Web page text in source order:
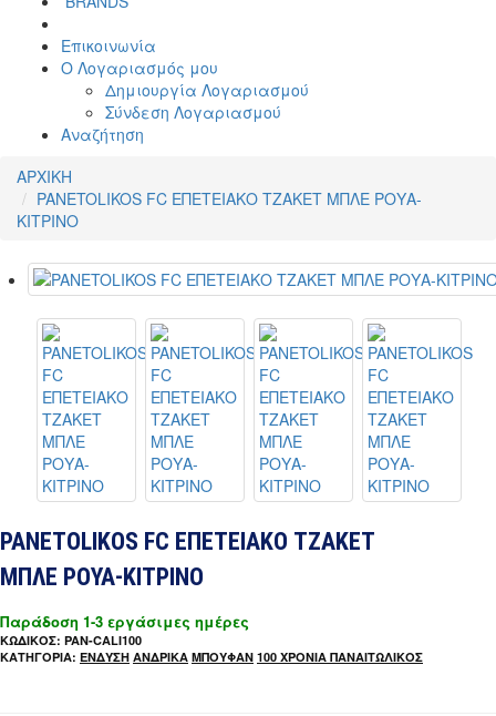
Επικοινωνία
Ο Λογαριασμός μου
Δημιουργία Λογαριασμού
Σύνδεση Λογαριασμού
Αναζήτηση
ΑΡΧΙΚΗ
PANETOLIKOS FC ΕΠΕΤΕΙΑΚΟ ΤΖΑΚΕΤ ΜΠΛΕ ΡΟΥΑ-
ΚΙΤΡΙΝΟ
PANETOLIKOS FC ΕΠΕΤΕΙΑΚΟ ΤΖΑΚΕΤ
ΜΠΛΕ ΡΟΥΑ-ΚΙΤΡΙΝΟ
Παράδοση 1-3 εργάσιμες ημέρες
ΚΩΔΙΚΟΣ: PAN-CALI100
ΚΑΤΗΓΟΡΙΑ: ΕΝΔΥΣΗ ΑΝΔΡΙΚΑ ΜΠΟΥΦΑΝ 100 ΧΡΟΝΙΑ ΠΑΝΑΙΤΩΛΙΚΟΣ